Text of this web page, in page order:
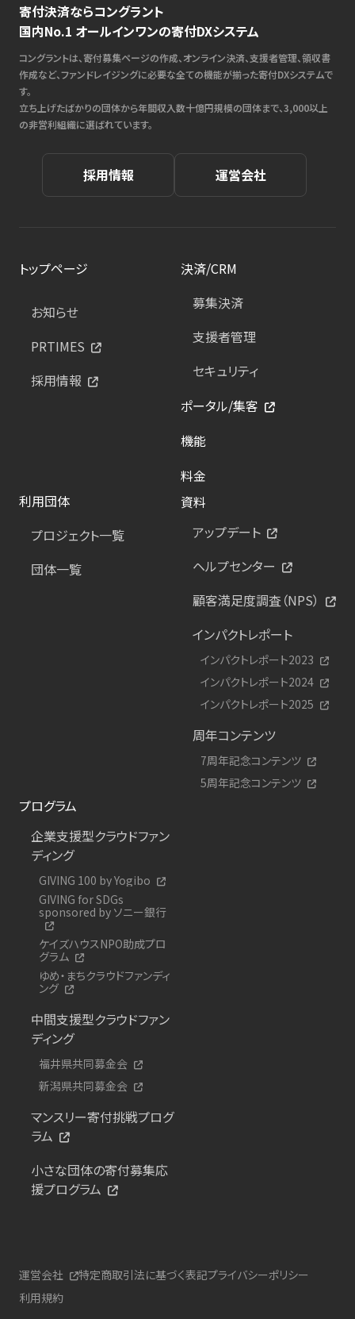
寄付決済ならコングラント
国内No.1 オールインワンの寄付DXシステム
コングラントは、寄付募集ページの作成、オンライン決済、支援者管理、領収書
作成など、ファンドレイジングに必要な全ての機能が揃った寄付DXシステムで
す。
立ち上げたばかりの団体から年間収入数十億円規模の団体まで、3,000以上
の非営利組織に選ばれています。
採用情報 運営会社
トップページ
お知らせ
PRTIMES
採用情報
決済/CRM
募集決済
支援者管理
セキュリティ
ポータル/集客
機能
料金
利用団体
プロジェクト一覧
団体一覧
資料
アップデート
ヘルプセンター
顧客満足度調査（NPS）
インパクトレポート
インパクトレポート2023
インパクトレポート2024
インパクトレポート2025
周年コンテンツ
7周年記念コンテンツ
5周年記念コンテンツ
プログラム
企業支援型クラウドファン
ディング
GIVING 100 by Yogibo
GIVING for SDGs
sponsored by ソニー銀行
ケイズハウスNPO助成プロ
グラム
ゆめ・まちクラウドファンディ
ング
中間支援型クラウドファン
ディング
福井県共同募金会
新潟県共同募金会
マンスリー寄付挑戦プログ
ラム
小さな団体の寄付募集応
援プログラム
運営会社 特定商取引法に基づく表記プライバシーポリシー
利用規約